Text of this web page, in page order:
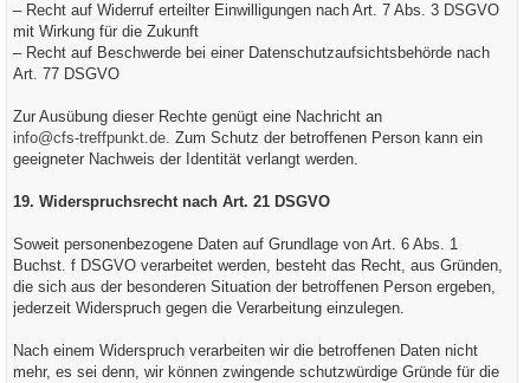
– Recht auf Widerruf erteilter Einwilligungen nach Art. 7 Abs. 3 DSGVO
mit Wirkung für die Zukunft
– Recht auf Beschwerde bei einer Datenschutzaufsichtsbehörde nach
Art. 77 DSGVO
Zur Ausübung dieser Rechte genügt eine Nachricht an
info@cfs-treffpunkt.de. Zum Schutz der betroffenen Person kann ein
geeigneter Nachweis der Identität verlangt werden.
19. Widerspruchsrecht nach Art. 21 DSGVO
Soweit personenbezogene Daten auf Grundlage von Art. 6 Abs. 1
Buchst. f DSGVO verarbeitet werden, besteht das Recht, aus Gründen,
die sich aus der besonderen Situation der betroffenen Person ergeben,
jederzeit Widerspruch gegen die Verarbeitung einzulegen.
Nach einem Widerspruch verarbeiten wir die betroffenen Daten nicht
mehr, es sei denn, wir können zwingende schutzwürdige Gründe für die